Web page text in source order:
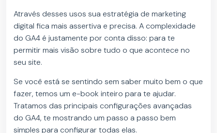
Através desses usos sua estratégia de marketing
digital fica mais assertiva e precisa. A complexidade
do GA4 é justamente por conta disso: para te
permitir mais visão sobre tudo o que acontece no
seu site.
Se você está se sentindo sem saber muito bem o que
fazer, temos um e-book inteiro para te ajudar.
Tratamos das principais configurações avançadas
do GA4, te mostrando um passo a passo bem
simples para configurar todas elas.